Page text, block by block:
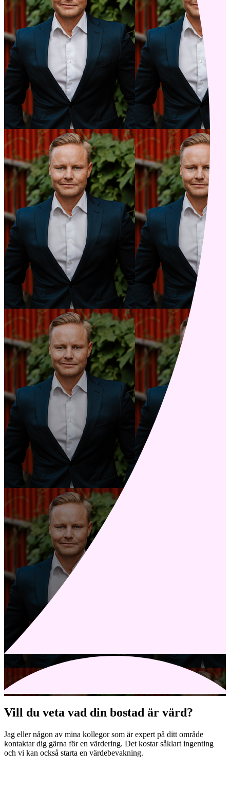
Vill du veta vad din bostad är värd?
Jag eller någon av mina kollegor som är expert på ditt område
kontaktar dig gärna för en värdering. Det kostar såklart ingenting
och vi kan också starta en värdebevakning.